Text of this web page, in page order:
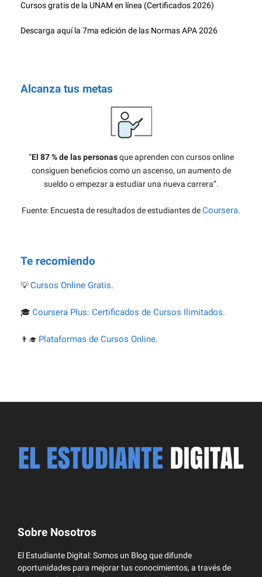
Cursos gratis de la UNAM en línea (Certificados 2026)
Descarga aquí la 7ma edición de las Normas APA 2026
Alcanza tus metas
“El 87 % de las personasque aprenden con cursos online
consiguen beneficios como un ascenso, un aumento de
sueldo o empezar a estudiar una nueva carrera”.
Fuente: Encuesta de resultados de estudiantes deCoursera.
Te recomiendo
💡Cursos Online Gratis.
🎓 Coursera Plus: Certificados de Cursos Ilimitados.
👨‍🎓 Plataformas de Cursos Online.
Sobre Nosotros
El Estudiante Digital: Somos un Blog que difunde
oportunidades para mejorar tus conocimientos, a través de